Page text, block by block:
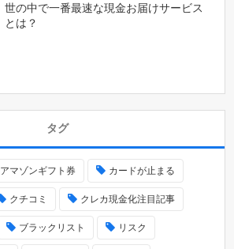
世の中で一番最速な現金お届けサービス
とは？
タグ
アマゾンギフト券 カードが止まる
クチコミ クレカ現金化注目記事
ブラックリスト リスク